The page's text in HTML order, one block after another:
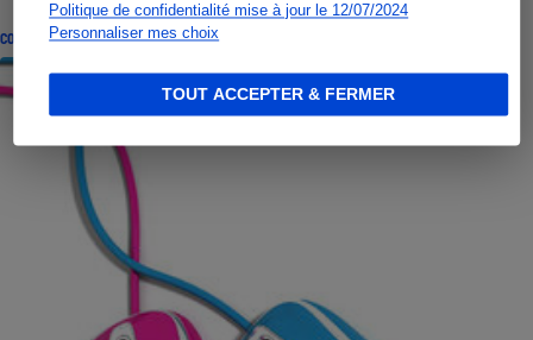
Politique de confidentialité mise à jour le 12/07/2024
Personnaliser mes choix
TOUT ACCEPTER & FERMER
CONSEILS